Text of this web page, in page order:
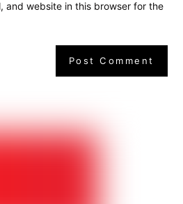
and website in this browser for the